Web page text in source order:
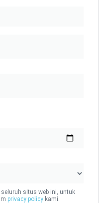
situs web ini, untuk
privacy policykami.